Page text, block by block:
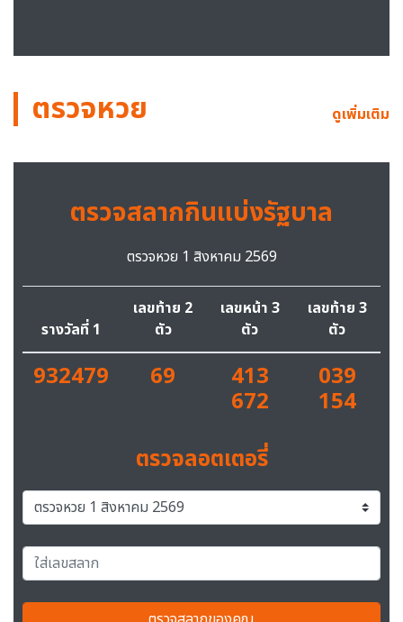
ตรวจหวย ดูเพิ่มเติม
ตรวจสลากกินแบ่งรัฐบาล
ตรวจหวย 1 สิงหาคม 2569
รางวัลที่ 1
เลขท้าย 2
ตัว
เลขหน้า 3
ตัว
เลขท้าย 3
ตัว
932479 69 413
672
039
154
ตรวจลอตเตอรี่